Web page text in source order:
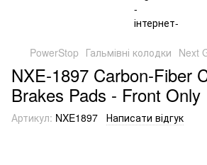
PowerStop Гальмівні колодки Next
NXE-1897 Carbon-Fiber
Brakes Pads - Front Only
Артикул: NXE1897 Написати відгук